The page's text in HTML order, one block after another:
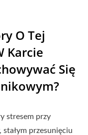
O Tej
Karcie
Się
stresem przy
przesunięciu